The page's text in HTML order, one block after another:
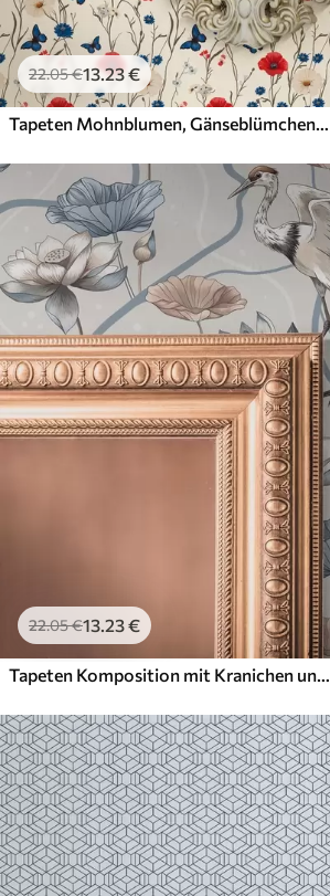
22.05€13.23€
Tapeten Mohnblumen, Gänseblümchen und Schmetterlinge auf weißem Hintergrund
22.05€13.23€
Tapeten Komposition mit Kranichen und Lotusblumen in Pastellfarben